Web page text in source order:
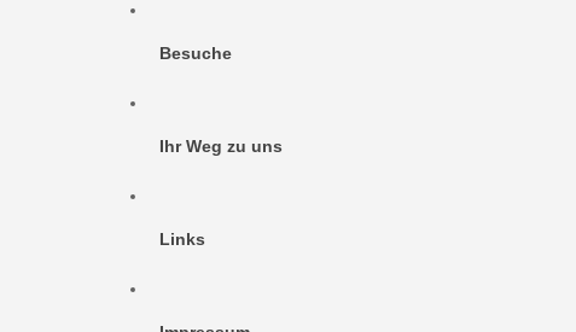
Besuche
Ihr Weg zu uns
Links